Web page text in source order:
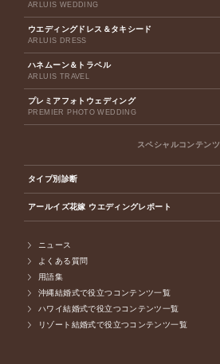
ARLUIS WEDDING
ウエディングドレス＆タキシード
ARLUIS DRESS
ハネムーン＆トラベル
ARLUIS TRAVEL
プレミアフォトウェディング
PREMIER PHOTO WEDDING
スペシャルコンテンツ
タイプ別診断
アールイズ花嫁 ウエディングレポート
ニュース
よくある質問
用語集
沖縄結婚式で役立つコンテンツ一覧
ハワイ結婚式で役立つコンテンツ一覧
リゾート結婚式で役立つコンテンツ一覧